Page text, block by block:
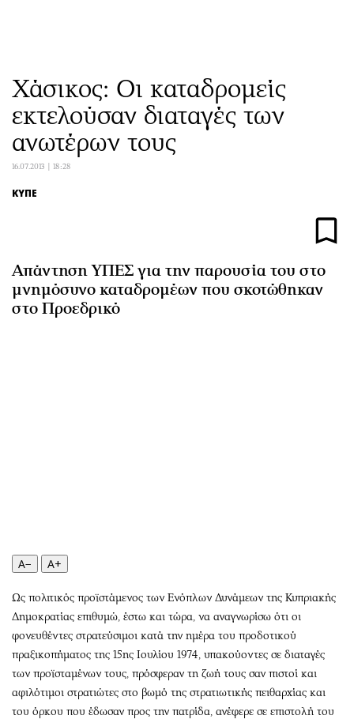
ΚΑΤΗΓΟΡΙΕΣ ΣΥΝΔΕΣΗ
Κύπρος
Εκλογές 2024
Προεδρικές 2023
Δημοσκοπήσεις
Επιχειρήσεις
Αγορές
Money Review
AstroBank Properties
Trends
Ενέργεια
Ναυτιλία
Περιβάλλον
Ενοικιάζονται
Πωλούνται
Πρόσωπα
Περιβάλλον
Good Life
Γυναίκα
Showbiz
Ταξίδια
Χάσικος: Οι καταδρομείς
εκτελούσαν διαταγές των
ανωτέρων τους
16.07.2013 | 18:28
ΚΥΠΕ
Απάντηση ΥΠΕΣ για την παρουσία του στο
μνημόσυνο καταδρομέων που σκοτώθηκαν
στο Προεδρικό
A− A+
Ως πολιτικός προϊστάμενος των Ενόπλων Δυνάμεων της Κυπριακής
Δημοκρατίας επιθυμώ, έστω και τώρα, να αναγνωρίσω ότι οι
φονευθέντες στρατεύσιμοι κατά την ημέρα του προδοτικού
πραξικοπήματος της 15ης Ιουλίου 1974, υπακούοντες σε διαταγές
των προϊσταμένων τους, πρόσφεραν τη ζωή τους σαν πιστοί και
αφιλότιμοι στρατιώτες στο βωμό της στρατιωτικής πειθαρχίας και
του όρκου που έδωσαν προς την πατρίδα, ανέφερε σε επιστολή του